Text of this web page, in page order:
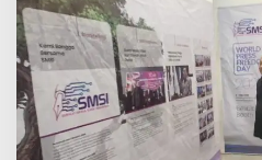
S
u
a
r
a
M
e
d